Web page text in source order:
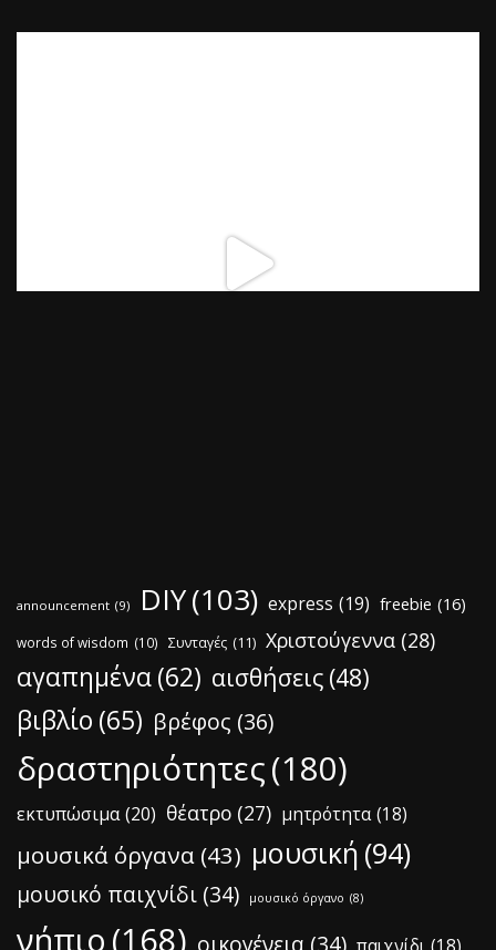
announcement (9) DIY(103) express (19) freebie (16)
words of wisdom (10) Συνταγές (11) Χριστούγεννα (28)
αγαπημένα(62) αισθήσεις (48)
βιβλίο (65) βρέφος (36)
δραστηριότητες(180)
εκτυπώσιμα (20) θέατρο (27) μητρότητα (18)
μουσικά όργανα (43) μουσική (94)
μουσικό παιχνίδι (34) μουσικό όργανο (8)
νήπιο (168)